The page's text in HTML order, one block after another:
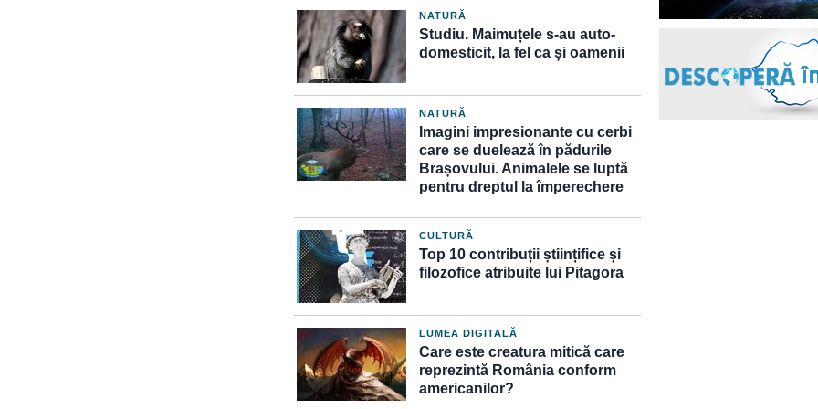
NATURĂ
Studiu. Maimuțele s-au auto-
domesticit, la fel ca și oamenii
NATURĂ
Imagini impresionante cu cerbi
care se duelează în pădurile
Brașovului. Animalele se luptă
pentru dreptul la împerechere
CULTURĂ
Top 10 contribuții științifice și
filozofice atribuite lui Pitagora
LUMEA DIGITALĂ
Care este creatura mitică care
reprezintă România conform
americanilor?